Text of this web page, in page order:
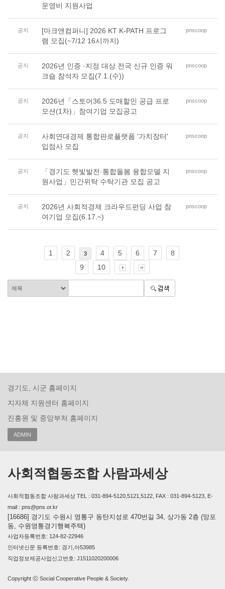
운영비 지원사업
공지
[마크앤컴퍼니] 2026 KT K-PATH 프로그
램 모집(~7/12 16시까지)
pnscoop
공지
2026년 인증 ·지정 대상 전국 신규 인증 워
크숍 참석자 모집(7.1.(수))
pnscoop
공지
2026년「스토어36.5 도매할인 공급 프로
모션(1차)」참여기업 모집공고
pnscoop
공지
사회연대경제 통합판로플랫폼 '가치장터'
입점사 모집
pnscoop
공지
「경기도 햇빛발전·통합돌봄 융합모델 지
원사업」민간위탁 수탁기관 모집 공고
pnscoop
공지
2026년 사회적경제 크라우드펀딩 사업 참
여기업 모집(6.17.~)
pnscoop
1 2 3 4 5 6 7
8
9
10
경기도, 시군 홈페이지
지자체 지원센터 홈페이지
진흥원 및 중앙부처 홈페이지
ADMIN
사회적협동조합 사람과세상
사회적협동조합 사람과세상 TEL : 031-894-5120,5121,5122, FAX : 031-894-5123, E-
mail : pns@pns.or.kr
[16686] 경기도 수원시 영통구 동탄지성로 470번길 34, 상가동 2층 (망포
동, 수원영통경기행복주택)
사업자등록번호: 124-82-22946
인터넷신문 등록번호: 경기,아53985
직업정보제공사업신고번호: J1511020200006
Copyright ⓒ Social Cooperative People & Society.